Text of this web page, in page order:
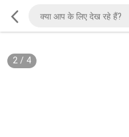
2/ 4